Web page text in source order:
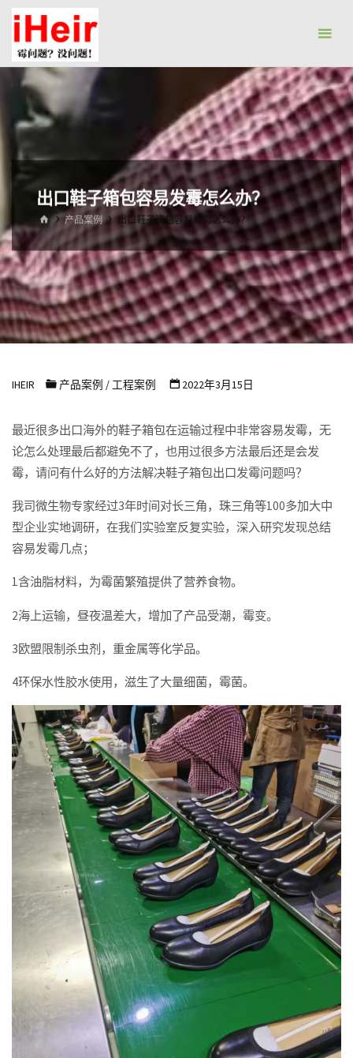
水
剂|
干
燥
剂-
广
州
艾
尔
霉
抗
科
技
限
公
出口鞋子箱包容易发霉怎么办？
首
页
产品案例 出口鞋子箱包容易发霉怎么办？
IHEIR 产品案例 / 工程案例 2022年3月15日
最近很多出口海外的鞋子箱包在运输过程中非常容易发霉，无
论怎么处理最后都避免不了，也用过很多方法最后还是会发
霉，请问有什么好的方法解决鞋子箱包出口发霉问题吗？
我司微生物专家经过3年时间对长三角，珠三角等100多加大中
型企业实地调研，在我们实验室反复实验，深入研究发现总结
容易发霉几点；
1含油脂材料，为霉菌繁殖提供了营养食物。
2海上运输，昼夜温差大，增加了产品受潮，霉变。
3欧盟限制杀虫剂，重金属等化学品。
4环保水性胶水使用，滋生了大量细菌，霉菌。